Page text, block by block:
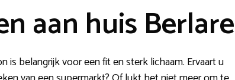
aan huis Berlare
is belangrijk voor een fit en sterk lichaam. Ervaart u